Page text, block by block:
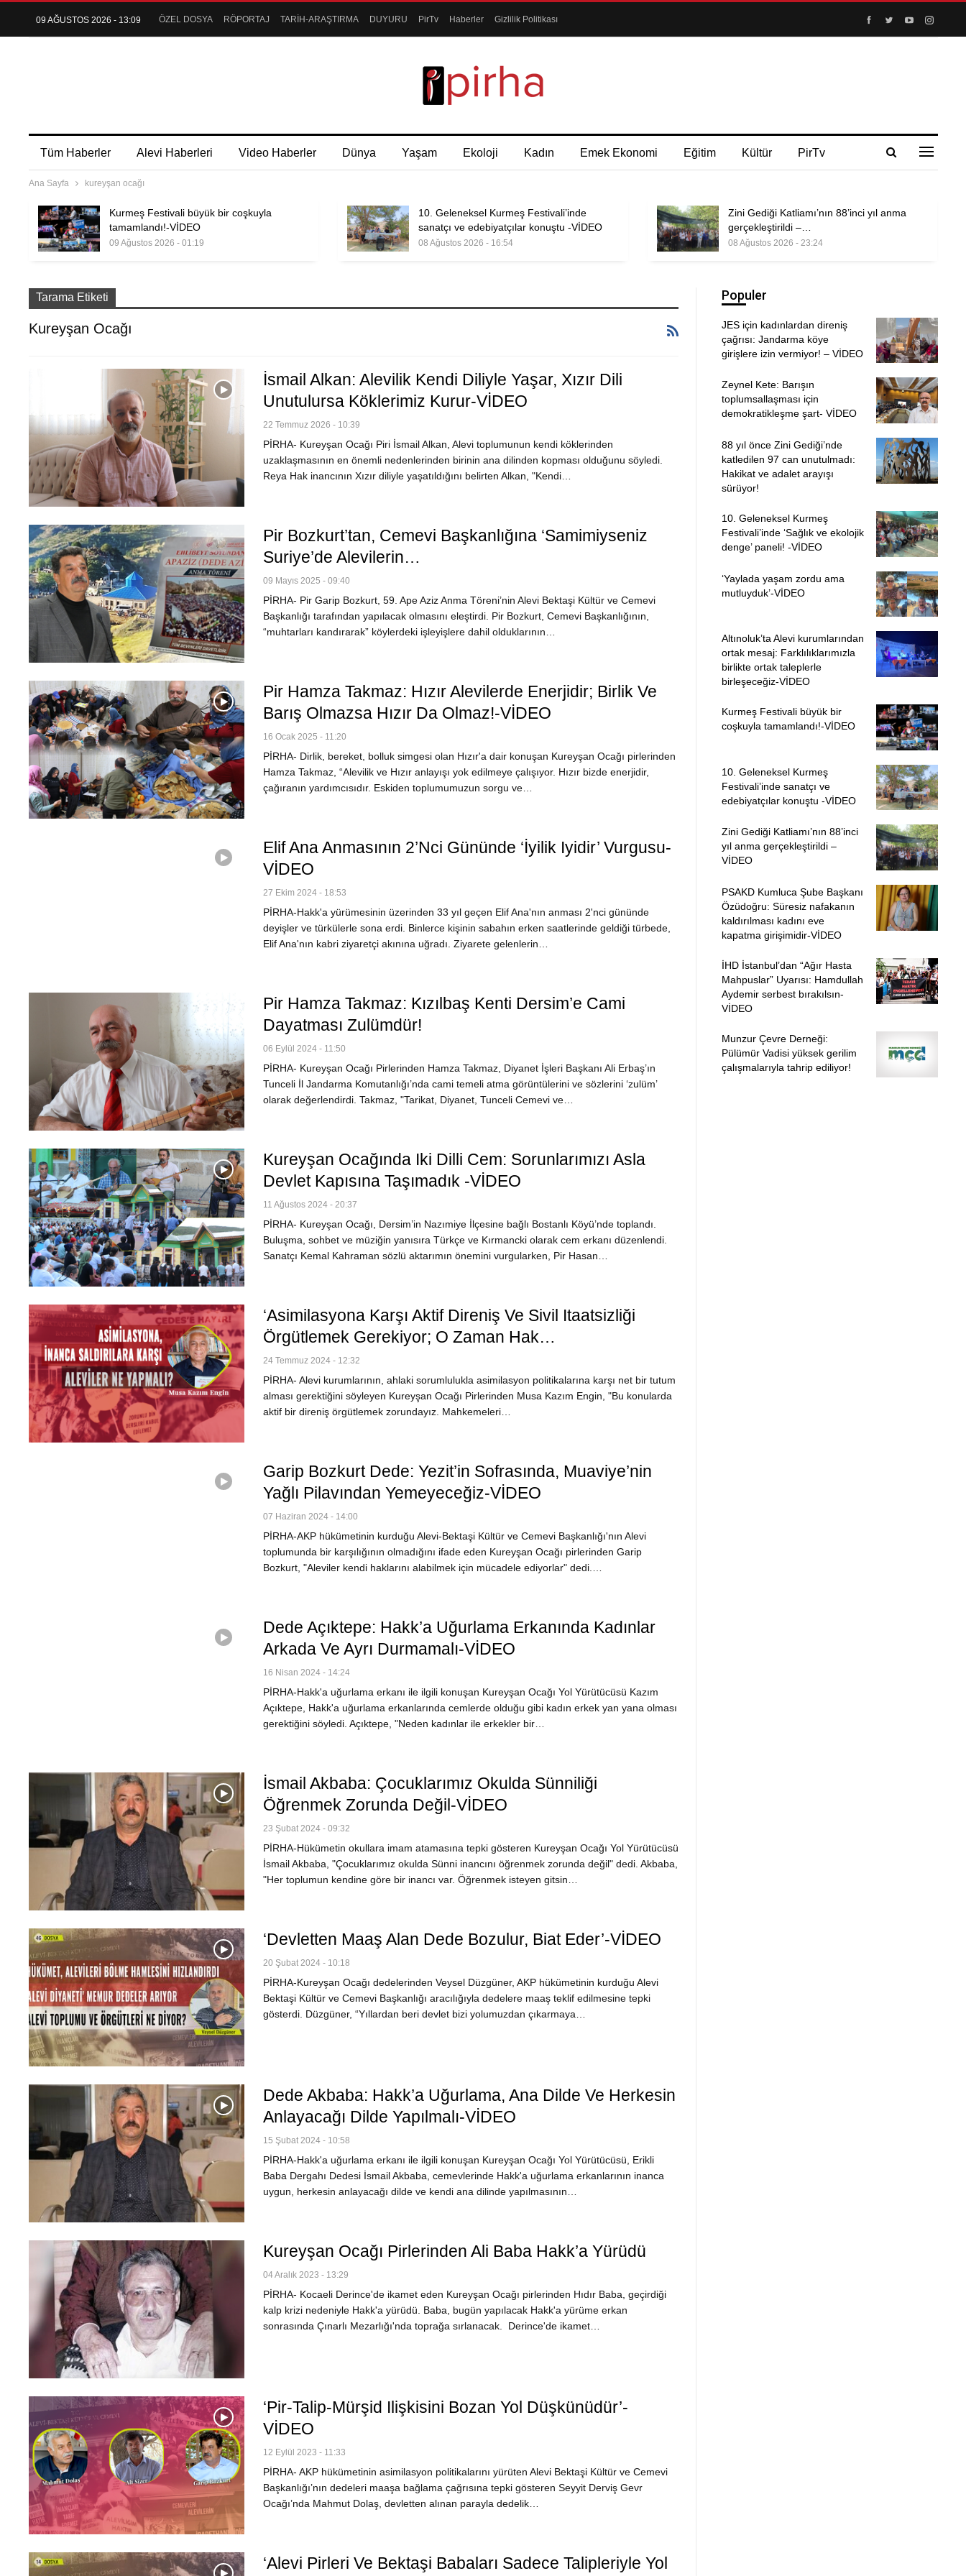
09 AĞUSTOS 2026 - 13:09 ÖZEL DOSYA RÖPORTAJ TARİH-ARAŞTIRMA DUYURU PirTv Haberler Gizlilik Politikası
Tüm Haberler Alevi Haberleri Video Haberler Dünya Yaşam Ekoloji Kadın Emek Ekonomi Eğitim Kültür PirTv
Ana Sayfa kureyşan ocağı
Kurmeş Festivali büyük bir coşkuyla
tamamlandı!-VİDEO
09 Ağustos 2026 - 01:19
10. Geleneksel Kurmeş Festivali’inde
sanatçı ve edebiyatçılar konuştu -VİDEO
08 Ağustos 2026 - 16:54
Zini Gediği Katliamı’nın 88’inci yıl anma
gerçekleştirildi –…
08 Ağustos 2026 - 23:24
Tarama Etiketi
Kureyşan Ocağı
İsmail Alkan: Alevilik Kendi Diliyle Yaşar, Xızır Dili
Unutulursa Köklerimiz Kurur-VİDEO
22 Temmuz 2026 - 10:39
PİRHA- Kureyşan Ocağı Piri İsmail Alkan, Alevi toplumunun kendi köklerinden
uzaklaşmasının en önemli nedenlerinden birinin ana dilinden kopması olduğunu söyledi.
Reya Hak inancının Xızır diliyle yaşatıldığını belirten Alkan, "Kendi…
Pir Bozkurt’tan, Cemevi Başkanlığına ‘Samimiyseniz
Suriye’de Alevilerin…
09 Mayıs 2025 - 09:40
PİRHA- Pir Garip Bozkurt, 59. Ape Aziz Anma Töreni’nin Alevi Bektaşi Kültür ve Cemevi
Başkanlığı tarafından yapılacak olmasını eleştirdi. Pir Bozkurt, Cemevi Başkanlığının,
“muhtarları kandırarak” köylerdeki işleyişlere dahil olduklarının…
Pir Hamza Takmaz: Hızır Alevilerde Enerjidir; Birlik Ve
Barış Olmazsa Hızır Da Olmaz!-VİDEO
16 Ocak 2025 - 11:20
PİRHA- Dirlik, bereket, bolluk simgesi olan Hızır'a dair konuşan Kureyşan Ocağı pirlerinden
Hamza Takmaz, “Alevilik ve Hızır anlayışı yok edilmeye çalışıyor. Hızır bizde enerjidir,
çağıranın yardımcısıdır. Eskiden toplumumuzun sorgu ve…
Elif Ana Anmasının 2’nci Gününde ‘İyilik Iyidir’ Vurgusu-
VİDEO
27 Ekim 2024 - 18:53
PİRHA-Hakk'a yürümesinin üzerinden 33 yıl geçen Elif Ana'nın anması 2'nci gününde
deyişler ve türkülerle sona erdi. Binlerce kişinin sabahın erken saatlerinde geldiği türbede,
Elif Ana'nın kabri ziyaretçi akınına uğradı. Ziyarete gelenlerin…
Pir Hamza Takmaz: Kızılbaş Kenti Dersim’e Cami
Dayatması Zulümdür!
06 Eylül 2024 - 11:50
PİRHA- Kureyşan Ocağı Pirlerinden Hamza Takmaz, Diyanet İşleri Başkanı Ali Erbaş’ın
Tunceli İl Jandarma Komutanlığı’nda cami temeli atma görüntülerini ve sözlerini ‘zulüm’
olarak değerlendirdi. Takmaz, "Tarikat, Diyanet, Tunceli Cemevi ve…
Kureyşan Ocağında Iki Dilli Cem: Sorunlarımızı Asla
Devlet Kapısına Taşımadık -VİDEO
11 Ağustos 2024 - 20:37
PİRHA- Kureyşan Ocağı, Dersim’in Nazımiye İlçesine bağlı Bostanlı Köyü’nde toplandı.
Buluşma, sohbet ve müziğin yanısıra Türkçe ve Kırmancki olarak cem erkanı düzenlendi.
Sanatçı Kemal Kahraman sözlü aktarımın önemini vurgularken, Pir Hasan…
‘Asimilasyona Karşı Aktif Direniş Ve Sivil Itaatsizliği
Örgütlemek Gerekiyor; O Zaman Hak…
24 Temmuz 2024 - 12:32
PİRHA- Alevi kurumlarının, ahlaki sorumlulukla asimilasyon politikalarına karşı net bir tutum
alması gerektiğini söyleyen Kureyşan Ocağı Pirlerinden Musa Kazım Engin, "Bu konularda
aktif bir direniş örgütlemek zorundayız. Mahkemeleri…
Garip Bozkurt Dede: Yezit’in Sofrasında, Muaviye’nin
Yağlı Pilavından Yemeyeceğiz-VİDEO
07 Haziran 2024 - 14:00
PİRHA-AKP hükümetinin kurduğu Alevi-Bektaşi Kültür ve Cemevi Başkanlığı'nın Alevi
toplumunda bir karşılığının olmadığını ifade eden Kureyşan Ocağı pirlerinden Garip
Bozkurt, "Aleviler kendi haklarını alabilmek için mücadele ediyorlar" dedi.…
Dede Açıktepe: Hakk’a Uğurlama Erkanında Kadınlar
Arkada Ve Ayrı Durmamalı-VİDEO
16 Nisan 2024 - 14:24
PİRHA-Hakk'a uğurlama erkanı ile ilgili konuşan Kureyşan Ocağı Yol Yürütücüsü Kazım
Açıktepe, Hakk'a uğurlama erkanlarında cemlerde olduğu gibi kadın erkek yan yana olması
gerektiğini söyledi. Açıktepe, "Neden kadınlar ile erkekler bir…
İsmail Akbaba: Çocuklarımız Okulda Sünniliği
Öğrenmek Zorunda Değil-VİDEO
23 Şubat 2024 - 09:32
PİRHA-Hükümetin okullara imam atamasına tepki gösteren Kureyşan Ocağı Yol Yürütücüsü
İsmail Akbaba, "Çocuklarımız okulda Sünni inancını öğrenmek zorunda değil" dedi. Akbaba,
"Her toplumun kendine göre bir inancı var. Öğrenmek isteyen gitsin…
‘Devletten Maaş Alan Dede Bozulur, Biat Eder’-VİDEO
20 Şubat 2024 - 10:18
PİRHA-Kureyşan Ocağı dedelerinden Veysel Düzgüner, AKP hükümetinin kurduğu Alevi
Bektaşi Kültür ve Cemevi Başkanlığı aracılığıyla dedelere maaş teklif edilmesine tepki
gösterdi. Düzgüner, “Yıllardan beri devlet bizi yolumuzdan çıkarmaya…
Dede Akbaba: Hakk’a Uğurlama, Ana Dilde Ve Herkesin
Anlayacağı Dilde Yapılmalı-VİDEO
15 Şubat 2024 - 10:58
PİRHA-Hakk'a uğurlama erkanı ile ilgili konuşan Kureyşan Ocağı Yol Yürütücüsü, Erikli
Baba Dergahı Dedesi İsmail Akbaba, cemevlerinde Hakk'a uğurlama erkanlarının inanca
uygun, herkesin anlayacağı dilde ve kendi ana dilinde yapılmasının…
Kureyşan Ocağı Pirlerinden Ali Baba Hakk’a Yürüdü
04 Aralık 2023 - 13:29
PİRHA- Kocaeli Derince'de ikamet eden Kureyşan Ocağı pirlerinden Hıdır Baba, geçirdiği
kalp krizi nedeniyle Hakk'a yürüdü. Baba, bugün yapılacak Hakk'a yürüme erkan
sonrasında Çınarlı Mezarlığı'nda toprağa sırlanacak. Derince'de ikamet…
‘Pir-Talip-Mürşid Ilişkisini Bozan Yol Düşkünüdür’-
VİDEO
12 Eylül 2023 - 11:33
PİRHA- AKP hükümetinin asimilasyon politikalarını yürüten Alevi Bektaşi Kültür ve Cemevi
Başkanlığı’nın dedeleri maaşa bağlama çağrısına tepki gösteren Seyyit Derviş Gevr
Ocağı’nda Mahmut Dolaş, devletten alınan parayla dedelik…
‘Alevi Pirleri Ve Bektaşi Babaları Sadece Talipleriyle Yol
Populer
JES için kadınlardan direniş
çağrısı: Jandarma köye
girişlere izin vermiyor! – VİDEO
Zeynel Kete: Barışın
toplumsallaşması için
demokratikleşme şart- VİDEO
88 yıl önce Zini Gediği’nde
katledilen 97 can unutulmadı:
Hakikat ve adalet arayışı
sürüyor!
10. Geleneksel Kurmeş
Festivali’inde ‘Sağlık ve ekolojik
denge’ paneli! -VİDEO
‘Yaylada yaşam zordu ama
mutluyduk’-VİDEO
Altınoluk’ta Alevi kurumlarından
ortak mesaj: Farklılıklarımızla
birlikte ortak taleplerle
birleşeceğiz-VİDEO
Kurmeş Festivali büyük bir
coşkuyla tamamlandı!-VİDEO
10. Geleneksel Kurmeş
Festivali’inde sanatçı ve
edebiyatçılar konuştu -VİDEO
Zini Gediği Katliamı’nın 88’inci
yıl anma gerçekleştirildi –
VİDEO
PSAKD Kumluca Şube Başkanı
Özüdoğru: Süresiz nafakanın
kaldırılması kadını eve
kapatma girişimidir-VİDEO
İHD İstanbul’dan “Ağır Hasta
Mahpuslar” Uyarısı: Hamdullah
Aydemir serbest bırakılsın-
VİDEO
Munzur Çevre Derneği:
Pülümür Vadisi yüksek gerilim
çalışmalarıyla tahrip ediliyor!